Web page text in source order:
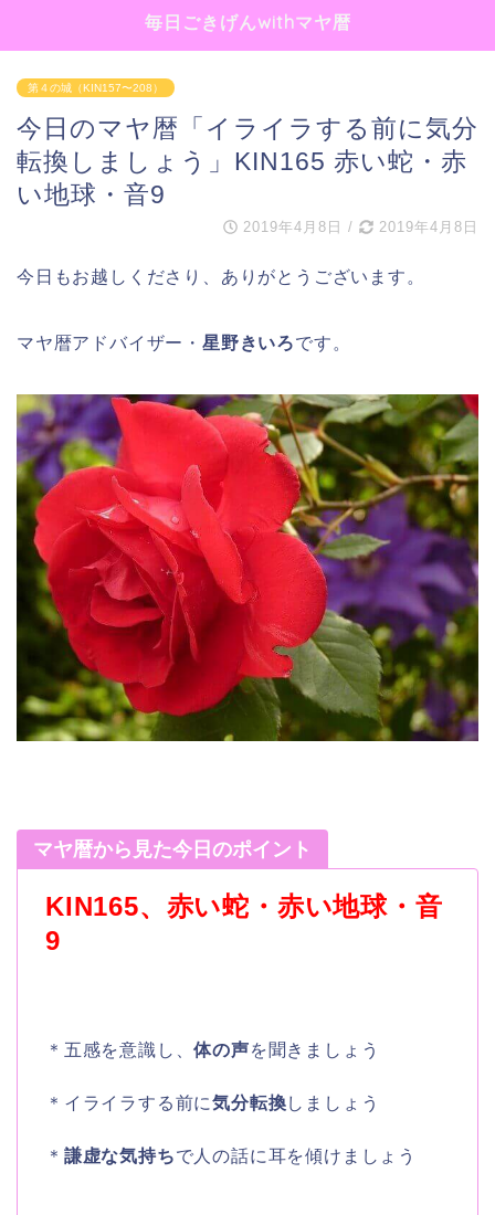
毎日ごきげんwithマヤ暦
第４の城（KIN157〜208）
今日のマヤ暦「イライラする前に気分
転換しましょう」KIN165 赤い蛇・赤
い地球・音9
2019年4月8日 / 2019年4月8日
今日もお越しくださり、ありがとうございます。
マヤ暦アドバイザー・ 星野きいろです。
マヤ暦から見た今日のポイント
KIN165、赤い蛇・赤い地球・音
9
＊五感を意識し、体の声を聞きましょう
＊イライラする前に気分転換しましょう
＊ 謙虚な気持ちで人の話に耳を傾けましょう